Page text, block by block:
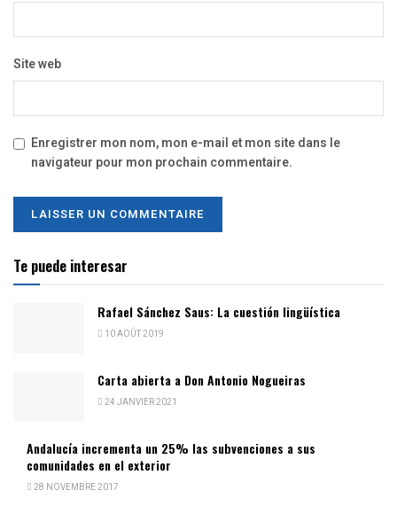
Site web
Enregistrer mon nom, mon e-mail et mon site dans le
navigateur pour mon prochain commentaire.
Te puede interesar
Rafael Sánchez Saus: La cuestión lingüística
10 AOÛT 2019
Carta abierta a Don Antonio Nogueiras
24 JANVIER 2021
Andalucía incrementa un 25% las subvenciones a sus
comunidades en el exterior
28 NOVEMBRE 2017